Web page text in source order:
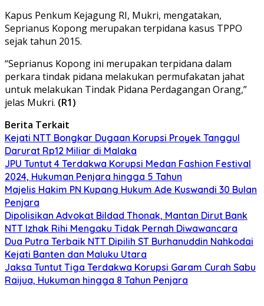
Kapus Penkum Kejagung RI, Mukri, mengatakan,
Seprianus Kopong merupakan terpidana kasus TPPO
sejak tahun 2015.
“Seprianus Kopong ini merupakan terpidana dalam
perkara tindak pidana melakukan permufakatan jahat
untuk melakukan Tindak Pidana Perdagangan Orang,”
jelas Mukri. (R1)
Berita Terkait
Kejati NTT Bongkar Dugaan Korupsi Proyek Tanggul
Darurat Rp12 Miliar di Malaka
JPU Tuntut 4 Terdakwa Korupsi Medan Fashion Festival
2024, Hukuman Penjara hingga 5 Tahun
Majelis Hakim PN Kupang Hukum Ade Kuswandi 30 Bulan
Penjara
Dipolisikan Advokat Bildad Thonak, Mantan Dirut Bank
NTT Izhak Rihi Mengaku Tidak Pernah Diwawancara
Dua Putra Terbaik NTT Dipilih ST Burhanuddin Nahkodai
Kejati Banten dan Maluku Utara
Jaksa Tuntut Tiga Terdakwa Korupsi Garam Curah Sabu
Raijua, Hukuman hingga 8 Tahun Penjara